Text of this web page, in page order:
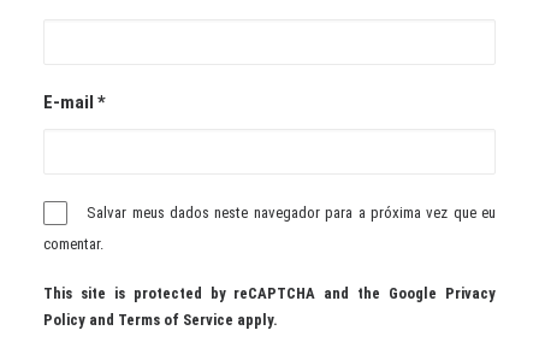
E-mail *
Salvar meus dados neste navegador para a próxima vez que eu
comentar.
This site is protected by reCAPTCHA and the Google Privacy
Policy and Terms of Service apply.